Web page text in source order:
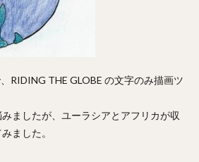
RIDING THE GLOBE の文字のみ描画ツ
ましたが、ユーラシアとアフリカが収
ました。